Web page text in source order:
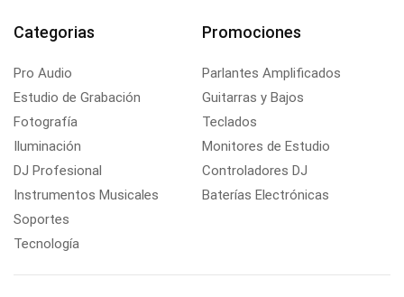
Categorias
Pro Audio
Estudio de Grabación
Fotografía
Iluminación
DJ Profesional
Instrumentos Musicales
Soportes
Tecnología
Promociones
Parlantes Amplificados
Guitarras y Bajos
Teclados
Monitores de Estudio
Controladores DJ
Baterías Electrónicas